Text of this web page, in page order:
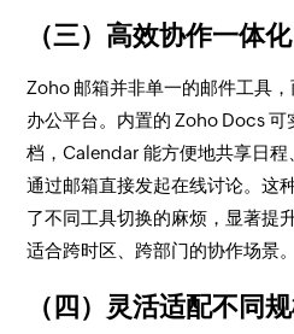
（三）高效协作一体化
Zoho 邮箱并非单一的邮件工具
办公平台。内置的 Zoho Docs
档，Calendar 能方便地共享日
通过邮箱直接发起在线讨论。这
了不同工具切换的麻烦，显著提
适合跨时区、跨部门的协作场景。
（四）灵活适配不同